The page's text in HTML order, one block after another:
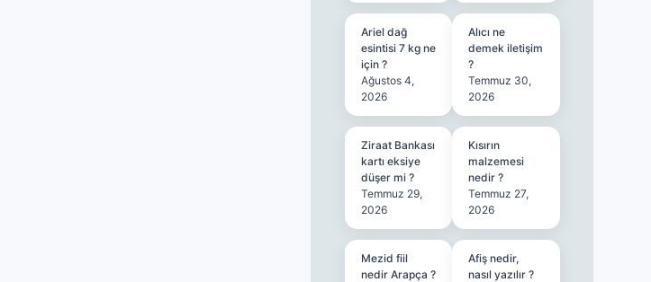
Ariel dağ
esintisi 7 kg ne
için ?
Ağustos 4,
2026
Alıcı ne
demek iletişim
?
Temmuz 30,
2026
Ziraat Bankası
kartı eksiye
düşer mi ?
Temmuz 29,
2026
Kısırın
malzemesi
nedir ?
Temmuz 27,
2026
Mezid fiil
nedir Arapça ?
Afiş nedir,
nasıl yazılır ?